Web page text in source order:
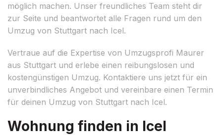
möglich machen. Unser freundliches Team steht dir
zur Seite und beantwortet alle Fragen rund um den
Umzug von Stuttgart nach Icel.
Vertraue auf die Expertise von Umzugsprofi Maurer
aus Stuttgart und erlebe einen reibungslosen und
kostengünstigen Umzug. Kontaktiere uns jetzt für ein
unverbindliches Angebot und vereinbare einen Termin
für deinen Umzug von Stuttgart nach Icel.
Wohnung finden in Icel